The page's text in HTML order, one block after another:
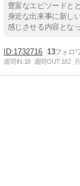
豊富なエピソードと
身近な出来事に新し
感じさせる内容とな
1732716 13
週間IN:18 週間OUT:182